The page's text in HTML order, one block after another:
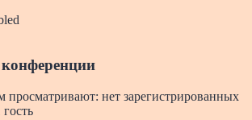
просматривают: нет зарегистрированных